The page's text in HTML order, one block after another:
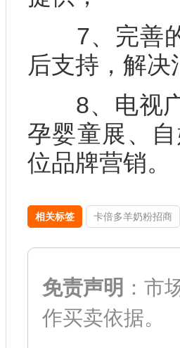
7、完善的
后支持，解
8、电视广
孕婴童展、
位品牌营销。
相关标签 卡倍多羊奶粉招商
免责声明 ：市
作买卖依据。